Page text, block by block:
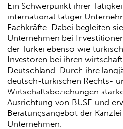
Ein Schwerpunkt ihrer
international tätiger
Fachkräfte. Dabei begleiten
Unternehmen bei
der Türkei ebenso wie
Investoren bei ihren
Deutschland. Durch ihre
deutsch-türkischen Rechts-
Wirtschaftsbeziehungen
Ausrichtung von BUSE und
Beratungsangebot der
Unternehmen.